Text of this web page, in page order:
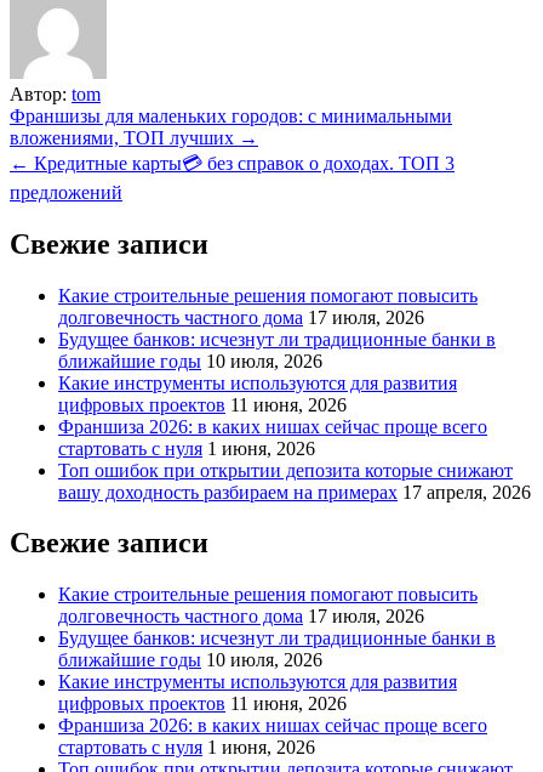
Автор: tom
Навигация
по
записям
Франшизы для маленьких городов: с минимальными
вложениями, ТОП лучших →
← Кредитные карты💳 без справок о доходах. ТОП 3
предложений
Свежие записи
Какие строительные решения помогают повысить
долговечность частного дома 17 июля, 2026
Будущее банков: исчезнут ли традиционные банки в
ближайшие годы 10 июля, 2026
Какие инструменты используются для развития
цифровых проектов 11 июня, 2026
Франшиза 2026: в каких нишах сейчас проще всего
стартовать с нуля 1 июня, 2026
Топ ошибок при открытии депозита которые снижают
вашу доходность разбираем на примерах 17 апреля, 2026
Свежие записи
Какие строительные решения помогают повысить
долговечность частного дома 17 июля, 2026
Будущее банков: исчезнут ли традиционные банки в
ближайшие годы 10 июля, 2026
Какие инструменты используются для развития
цифровых проектов 11 июня, 2026
Франшиза 2026: в каких нишах сейчас проще всего
стартовать с нуля 1 июня, 2026